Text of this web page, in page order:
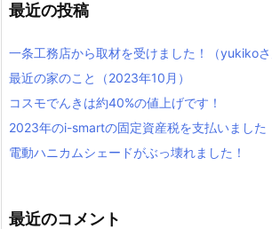
最近の投稿
一条工務店から取材を受けました！（yukikoさ
最近の家のこと（2023年10月）
コスモでんきは約40%の値上げです！
2023年のi-smartの固定資産税を支払いました
電動ハニカムシェードがぶっ壊れました！
最近のコメント